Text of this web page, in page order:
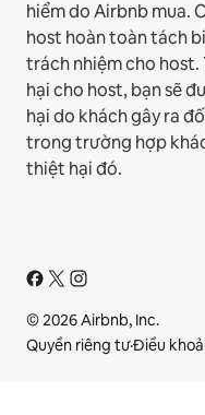
hiểm do Airbnb mua.
host hoàn toàn tách
trách nhiệm cho
hại cho host, bạn sẽ
hại do khách gây ra
trong trường hợp
thiệt hại đó.
© 2026 Airbnb, Inc.
Quyền riêng tư·Điều